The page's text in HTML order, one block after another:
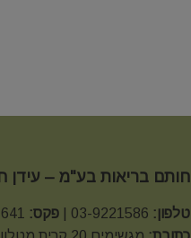
חותם בריאות בע"מ – עידן
טלפון: פקס: